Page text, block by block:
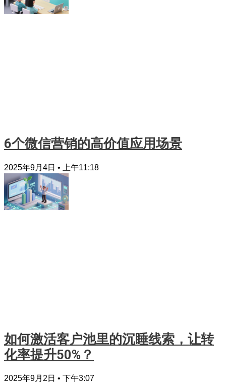
6个微信营销的高价值应用场景
2025年9月4日 上午11:18
如何激活客户池里的沉睡线索，让转
化率提升50%？
2025年9月2日 下午3:07